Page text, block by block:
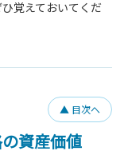
覚えておいてくだ
▲ 目次へ
資産価値